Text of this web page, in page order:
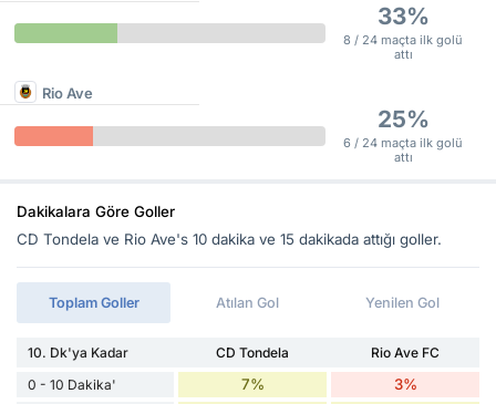
33%
8 / 24 maçta ilk golü
attı
Rio Ave
25%
6 / 24 maçta ilk golü
attı
Dakikalara Göre Goller
CD Tondela ve Rio Ave's 10 dakika ve 15 dakikada attığı goller.
Toplam Goller Atılan Gol Yenilen Gol
10. Dk'ya Kadar CD Tondela
Rio Ave FC
0 - 10 Dakika'
7% 3%